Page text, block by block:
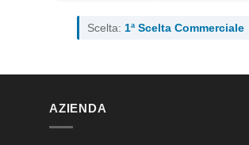
Scelta: 1ª Scelta Commerciale
AZIENDA